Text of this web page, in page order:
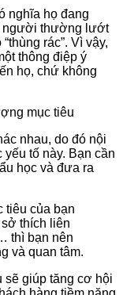
nghĩa họ đang
người thường lướt
rác”. Vì vậy,
thông điệp ý
họ, chứ không
mục tiêu
nhau, do đó nội
tố này. Bạn cần
học và đưa ra
tiêu của bạn
thích liên
thì bạn nên
và quan tâm.
sẽ giúp tăng cơ hội